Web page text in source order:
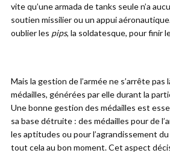
vite qu’une armada de tanks seule n’a
soutien missilier ou un appui
oublier les pips, la soldatesque, pour finir
Mais la gestion de l’armée ne s’arrête pas
médailles, générées par elle durant la
Une bonne gestion des médailles est
sa base détruite : des médailles pour de
les aptitudes ou pour l’agrandissement
tout cela au bon moment. Cet aspect